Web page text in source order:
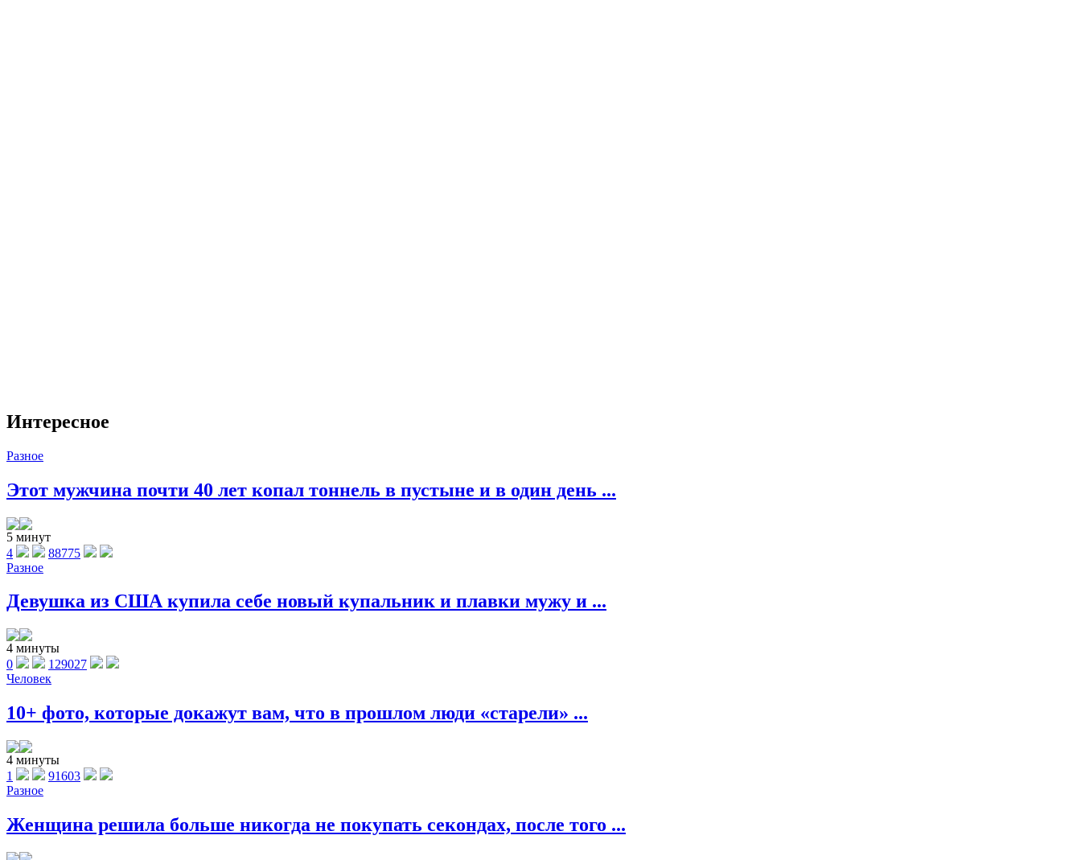
Интересное
Разное
Этот мужчина почти 40 лет копал тоннель в пустыне и в один день ...
5 минут
4
88775
Разное
Девушка из США купила себе новый купальник и плавки мужу и ...
4 минуты
0
129027
Человек
10+ фото, которые докажут вам, что в прошлом люди «старели» ...
4 минуты
1
91603
Разное
Женщина решила больше никогда не покупать секондах, после того ...